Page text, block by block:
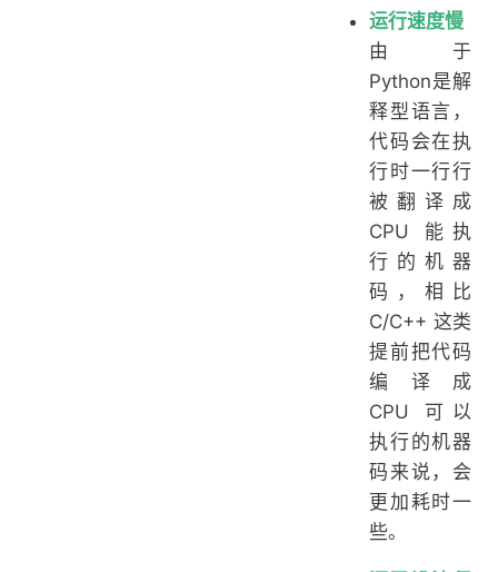
运行速度慢
由于
Python是解
释型语言，
代码会在执
行时一行行
被翻译成
CPU 能执
行的机器
码，相比
C/C++ 这类
提前把代码
编译成
CPU 可以
执行的机器
码来说，会
更加耗时一
些。